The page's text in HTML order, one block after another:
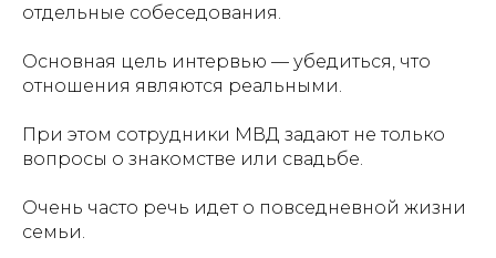
отдельные собеседования.
Основная цель интервью — убедиться, что
отношения являются реальными.
При этом сотрудники МВД задают не только
вопросы о знакомстве или свадьбе.
Очень часто речь идет о повседневной жизни
семьи.